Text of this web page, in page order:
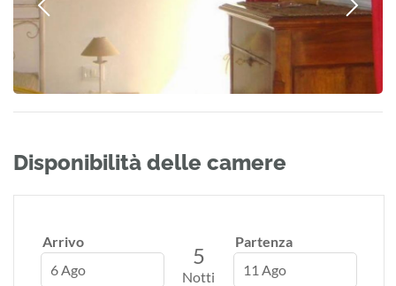
Disponibilità delle camere
Arrivo
6 Ago
5
Notti
Partenza
11 Ago